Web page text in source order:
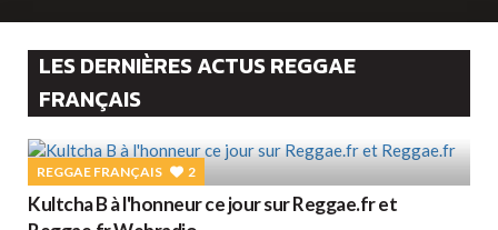
LES DERNIÈRES ACTUS REGGAE
FRANÇAIS
REGGAE FRANÇAIS 2
Kultcha B à l'honneur ce jour sur Reggae.fr et